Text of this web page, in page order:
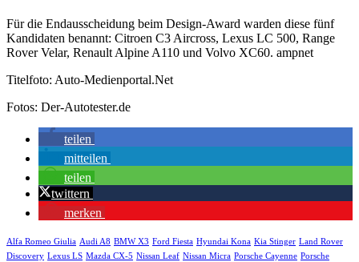
Für die Endausscheidung beim Design-Award warden diese fünf
Kandidaten benannt: Citroen C3 Aircross, Lexus LC 500, Range
Rover Velar, Renault Alpine A110 und Volvo XC60. ampnet
Titelfoto: Auto-Medienportal.Net
Fotos: Der-Autotester.de
teilen
mitteilen
teilen
twittern
merken
Alfa Romeo Giulia Audi A8 BMW X3 Ford Fiesta Hyundai Kona Kia Stinger Land Rover
Discovery Lexus LS Mazda CX-5 Nissan Leaf Nissan Micra Porsche Cayenne Porsche